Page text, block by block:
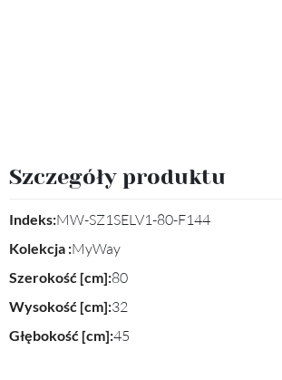
Szczegóły produktu
Indeks:MW-SZ1SELV1-80-F144
Kolekcja :MyWay
Szerokość [cm]:80
Wysokość [cm]:32
Głębokość [cm]:45